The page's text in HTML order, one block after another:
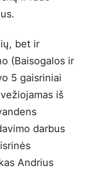
bet ir
(Baisogalos ir
5 gaisriniai
iš
darbus
Andrius